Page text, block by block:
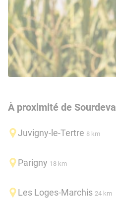
À proximité de Sourdeval
Juvigny-le-Tertre 8 km
Parigny 18 km
Les Loges-Marchis 24 km